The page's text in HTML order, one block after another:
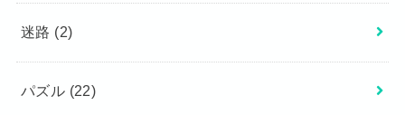
迷路 (2)
パズル (22)